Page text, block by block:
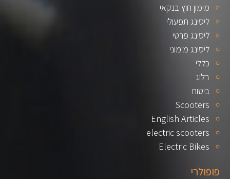
מימון חוץ בנקאי
ליסינג תפעולי
ליסינג פרטי
ליסינג מימוני
כללי
בלוג
ביטוח
Scooters
English Articles
electric scooters
Electric Bikes
פופולרי